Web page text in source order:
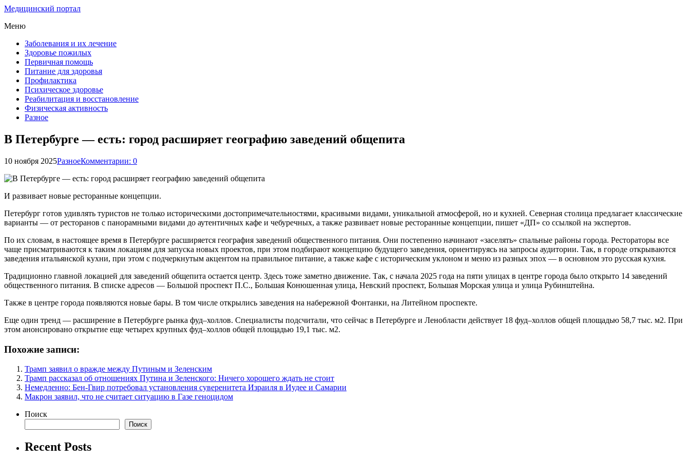
Медицинский портал
Меню
Заболевания и их лечение
Здоровье пожилых
Первичная помощь
Питание для здоровья
Профилактика
Психическое здоровье
Реабилитация и восстановление
Физическая активность
Разное
В Петербурге — есть: город расширяет географию заведений общепита
10 ноября 2025РазноеКомментарии: 0
И развивает новые ресторанные концепции.
Петербург готов удивлять туристов не только историческими достопримечательностями, красивыми видами, уникальной атмосферой, но и кухней. Северная столица предлагает классические
варианты — от ресторанов с панорамными видами до аутентичных кафе и чебуречных, а также развивает новые ресторанные концепции, пишет «ДП» со ссылкой на экспертов.
По их словам, в настоящее время в Петербурге расширяется география заведений общественного питания. Они постепенно начинают «заселять» спальные районы города. Рестораторы все
чаще присматриваются к таким локациям для запуска новых проектов, при этом подбирают концепцию будущего заведения, ориентируясь на запросы аудитории. Так, в городе открываются
заведения итальянской кухни, при этом с подчеркнутым акцентом на правильное питание, а также кафе с историческим уклоном и меню из разных эпох — в основном это русская кухня.
Традиционно главной локацией для заведений общепита остается центр. Здесь тоже заметно движение. Так, с начала 2025 года на пяти улицах в центре города было открыто 14 заведений
общественного питания. В списке адресов — Большой проспект П.С., Большая Конюшенная улица, Невский проспект, Большая Морская улица и улица Рубинштейна.
Также в центре города появляются новые бары. В том числе открылись заведения на набережной Фонтанки, на Литейном проспекте.
Еще один тренд — расширение в Петербурге рынка фуд–холлов. Специалисты подсчитали, что сейчас в Петербурге и Ленобласти действует 18 фуд–холлов общей площадью 58,7 тыс. м2. При
этом анонсировано открытие еще четырех крупных фуд–холлов общей площадью 19,1 тыс. м2.
Похожие записи:
Трамп заявил о вражде между Путиным и Зеленским
Трамп рассказал об отношениях Путина и Зеленского: Ничего хорошего ждать не стоит
Немедленно: Бен-Гвир потребовал установления суверенитета Израиля в Иудее и Самарии
Макрон заявил, что не считает ситуацию в Газе геноцидом
Поиск
Поиск
Recent Posts